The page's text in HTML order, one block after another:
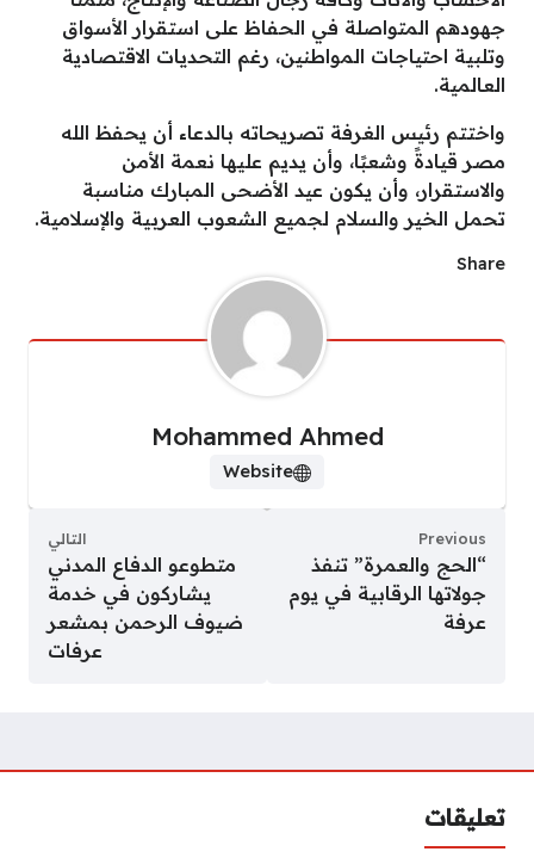
جهودهم المتواصلة في الحفاظ على استقرار الأسواق
وتلبية احتياجات المواطنين، رغم التحديات الاقتصادية
العالمية.
واختتم رئيس الغرفة تصريحاته بالدعاء أن يحفظ الله
مصر قيادةً وشعبًا، وأن يديم عليها نعمة الأمن
والاستقرار، وأن يكون عيد الأضحى المبارك مناسبة
تحمل الخير والسلام لجميع الشعوب العربية والإسلامية.
Share
Mohammed Ahmed
Website
Previous
“الحج والعمرة” تنفذ
جولاتها الرقابية في يوم
عرفة
التالي
متطوعو الدفاع المدني
يشاركون في خدمة
ضيوف الرحمن بمشعر
عرفات
تعليقات